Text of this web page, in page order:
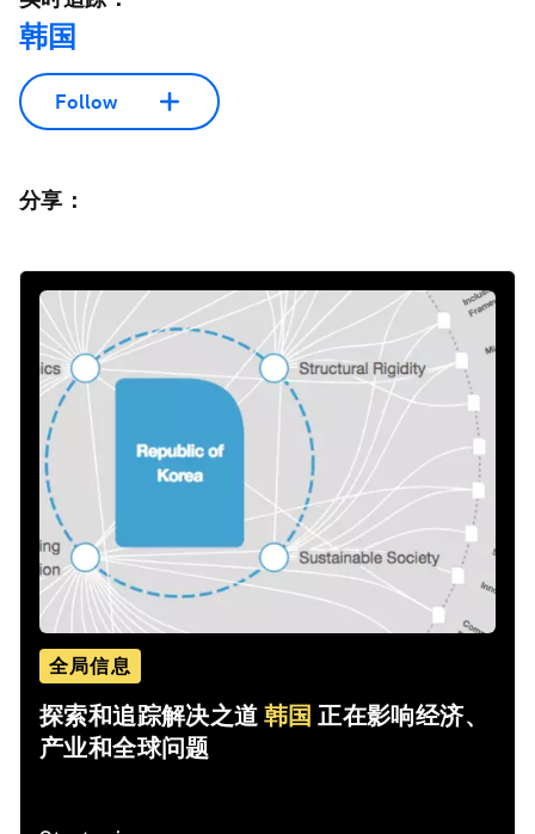
韩国
Follow
分享：
全局信息
探索和追踪解决之道韩国 正在影响经济、
产业和全球问题